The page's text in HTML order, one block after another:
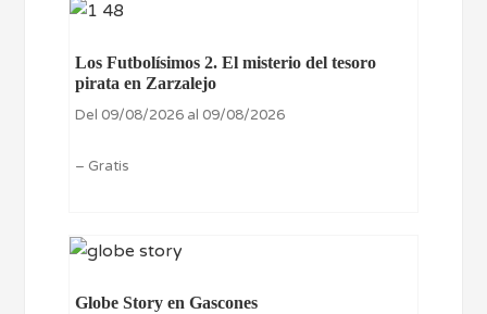
Los Futbolísimos 2. El misterio del tesoro
pirata en Zarzalejo
Del 09/08/2026 al 09/08/2026
– Gratis
Globe Story en Gascones